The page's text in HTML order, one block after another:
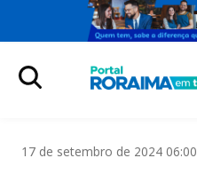
17 de setembro de 2024 06:00